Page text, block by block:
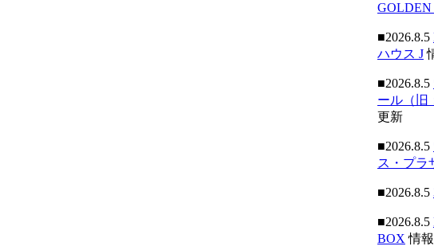
GOLDEN
■2026.8.5
ハウス J
■2026.8.5
ール（旧
更新
■2026.8.5
ス・プラ
■2026.8.5
■2026.8.5
BOX 情